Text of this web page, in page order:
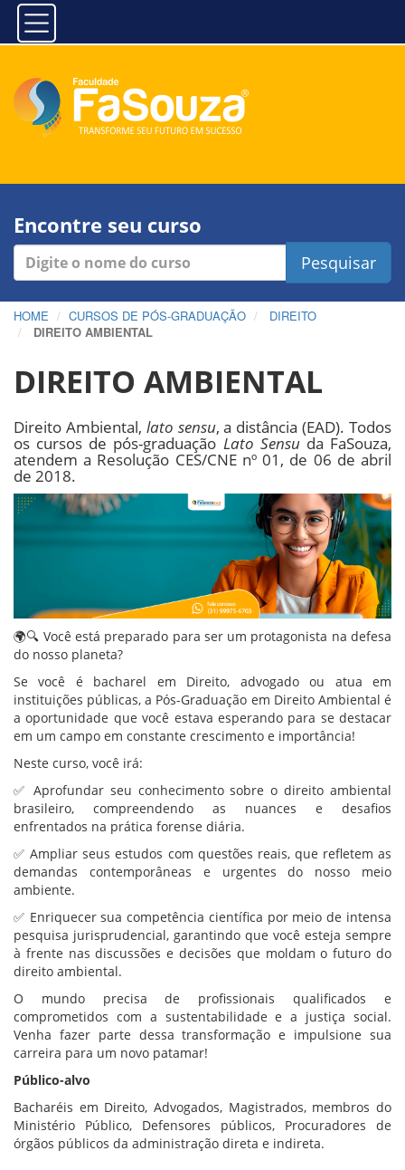
Encontre seu curso
Pesquisar
HOME CURSOS DE PÓS-GRADUAÇÃO
DIREITO
DIREITO AMBIENTAL
DIREITO AMBIENTAL
Direito Ambiental, lato sensu, a distância (EAD). Todos
os cursos de pós-graduação Lato Sensuda FaSouza,
atendem a Resolução CES/CNE nº 01, de 06 de abril
de 2018.
🌍🔍 Você está preparado para ser um protagonista na defesa
do nosso planeta?
Se você é bacharel em Direito, advogado ou atua em
instituições públicas, a Pós-Graduação em Direito Ambiental é
a oportunidade que você estava esperando para se destacar
em um campo em constante crescimento e importância!
Neste curso, você irá:
✅ Aprofundar seu conhecimento sobre o direito ambiental
brasileiro, compreendendo as nuances e desafios
enfrentados na prática forense diária.
✅ Ampliar seus estudos com questões reais, que refletem as
demandas contemporâneas e urgentes do nosso meio
ambiente.
✅ Enriquecer sua competência científica por meio de intensa
pesquisa jurisprudencial, garantindo que você esteja sempre
à frente nas discussões e decisões que moldam o futuro do
direito ambiental.
O mundo precisa de profissionais qualificados e
comprometidos com a sustentabilidade e a justiça social.
Venha fazer parte dessa transformação e impulsione sua
carreira para um novo patamar!
Público-alvo
Bacharéis em Direito, Advogados, Magistrados, membros do
Ministério Público, Defensores públicos, Procuradores de
órgãos públicos da administração direta e indireta.